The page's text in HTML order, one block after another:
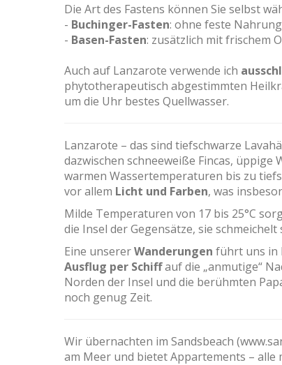
Die Art des Fastens können Sie selbst
- Buchinger-Fasten: ohne feste
- Basen-Fasten: zusätzlich mit frischem
Auch auf Lanzarote verwende ich
phytotherapeutisch abgestimmten
um die Uhr bestes Quellwasser.
Lanzarote – das sind tiefschwarze
dazwischen schneeweiße Fincas,
warmen Wassertemperaturen bis zu
vor allem Licht und Farben, was
Milde Temperaturen von 17 bis 25°C
die Insel der Gegensätze, sie
Eine unsererWanderungen führt uns in
Ausflug per Schiffauf die „anmutige“
Norden der Insel und die berühmten
noch genug Zeit.
Wir übernachten im Sandsbeach
am Meer und bietet Appartements –